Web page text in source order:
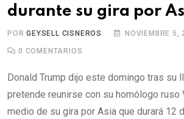
durante su gira por
PORGEYSELL CISNEROS NOVIEMBRE 5,
0 COMENTARIOS
Donald Trump dijo este domingo tras su
pretende reunirse con su homólogo ruso
medio de su gira por Asia que durará 12